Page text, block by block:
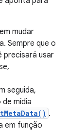
mudar
Sempre que o
precisará usar
seguida,
mídia
.
em função